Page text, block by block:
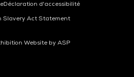
Déclaration d'accessibilité
Slavery Act Statement
Website by ASP